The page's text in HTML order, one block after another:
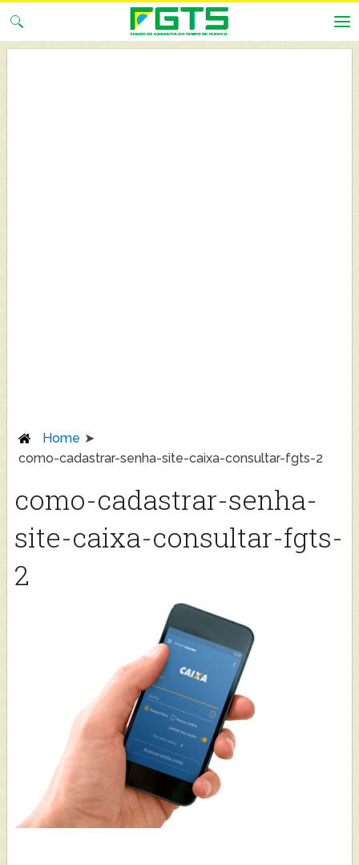
Home
como-cadastrar-senha-site-caixa-consultar-fgts-2
como-cadastrar-senha-
site-caixa-consultar-fgts-
2